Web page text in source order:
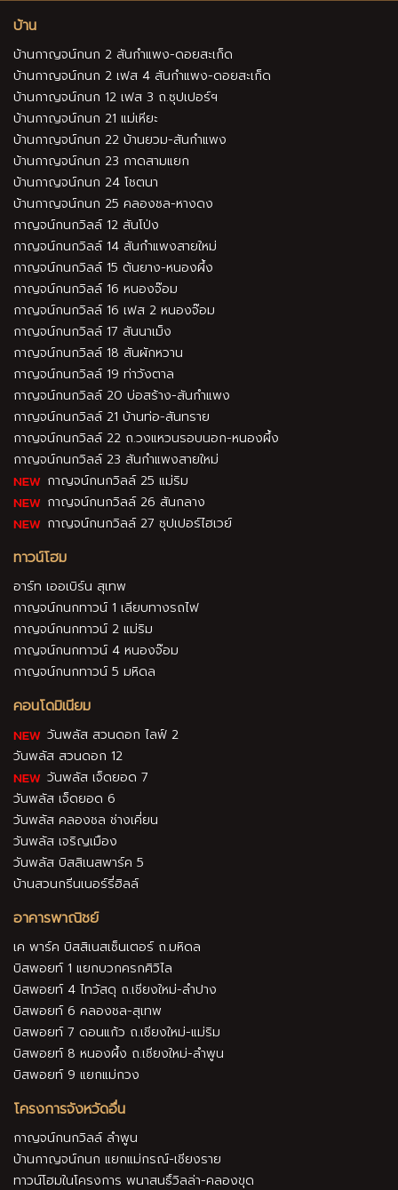
บ้าน
บ้านกาญจน์กนก 2 สันกำแพง-ดอยสะเก็ด
บ้านกาญจน์กนก 2 เฟส 4 สันกำแพง-ดอยสะเก็ด
บ้านกาญจน์กนก 12 เฟส 3 ถ.ซุปเปอร์ฯ
บ้านกาญจน์กนก 21 แม่เหียะ
บ้านกาญจน์กนก 22 บ้านยวม-สันกำแพง
บ้านกาญจน์กนก 23 กาดสามแยก
บ้านกาญจน์กนก 24 โชตนา
บ้านกาญจน์กนก 25 คลองชล-หางดง
กาญจน์กนกวิลล์ 12 สันโป่ง
กาญจน์กนกวิลล์ 14 สันกำแพงสายใหม่
กาญจน์กนกวิลล์ 15 ต้นยาง-หนองผึ้ง
กาญจน์กนกวิลล์ 16 หนองจ๊อม
กาญจน์กนกวิลล์ 16 เฟส 2 หนองจ๊อม
กาญจน์กนกวิลล์ 17 สันนาเม็ง
กาญจน์กนกวิลล์ 18 สันผักหวาน
กาญจน์กนกวิลล์ 19 ท่าวังตาล
กาญจน์กนกวิลล์ 20 บ่อสร้าง-สันกำแพง
กาญจน์กนกวิลล์ 21 บ้านท่อ-สันทราย
กาญจน์กนกวิลล์ 22 ถ.วงแหวนรอบนอก-หนองผึ้ง
กาญจน์กนกวิลล์ 23 สันกำแพงสายใหม่
กาญจน์กนกวิลล์ 25 แม่ริม
กาญจน์กนกวิลล์ 26 สันกลาง
กาญจน์กนกวิลล์ 27 ซุปเปอร์ไฮเวย์
ทาวน์โฮม
อาร์ท เออเบิร์น สุเทพ
กาญจน์กนกทาวน์ 1 เลียบทางรถไฟ
กาญจน์กนกทาวน์ 2 แม่ริม
กาญจน์กนกทาวน์ 4 หนองจ๊อม
กาญจน์กนกทาวน์ 5 มหิดล
คอนโดมิเนียม
วันพลัส สวนดอก ไลฟ์ 2
วันพลัส สวนดอก 12
วันพลัส เจ็ดยอด 7
วันพลัส เจ็ดยอด 6
วันพลัส คลองชล ช่างเคี่ยน
วันพลัส เจริญเมือง
วันพลัส บิสสิเนสพาร์ค 5
บ้านสวนกรีนเนอร์รี่ฮิลล์
อาคารพาณิชย์
เค พาร์ค บิสสิเนสเซ็นเตอร์ ถ.มหิดล
บิสพอยท์ 1 แยกบวกครกศิวิไล
บิสพอยท์ 4 ไทวัสดุ ถ.เชียงใหม่-ลำปาง
บิสพอยท์ 6 คลองชล-สุเทพ
บิสพอยท์ 7 ดอนแก้ว ถ.เชียงใหม่-แม่ริม
บิสพอยท์ 8 หนองผึ้ง ถ.เชียงใหม่-ลำพูน
บิสพอยท์ 9 แยกแม่กวง
โครงการจังหวัดอื่น
กาญจน์กนกวิลล์ ลำพูน
บ้านกาญจน์กนก แยกแม่กรณ์-เชียงราย
ทาวน์โฮมในโครงการ พนาสนธิ์วิลล่า-คลองขุด